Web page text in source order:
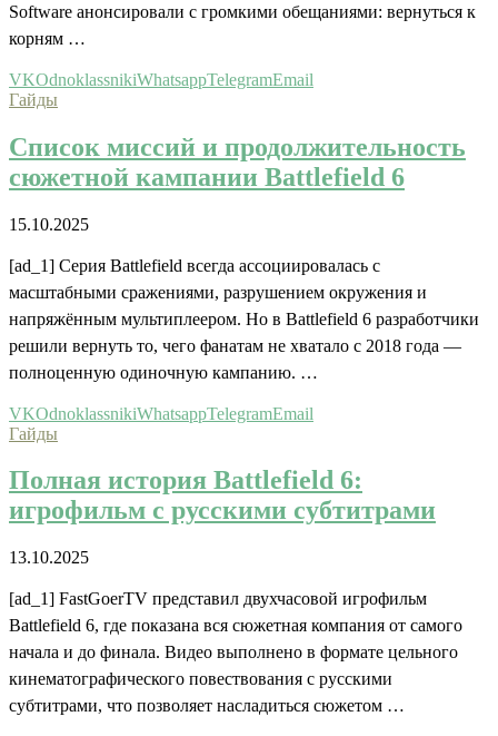
Software анонсировали с громкими обещаниями: вернуться к
корням …
VKOdnoklassnikiWhatsappTelegramEmail
Гайды
Список миссий и продолжительность
сюжетной кампании Battlefield 6
15.10.2025
[ad_1] Серия Battlefield всегда ассоциировалась с
масштабными сражениями, разрушением окружения и
напряжённым мультиплеером. Но в Battlefield 6 разработчики
решили вернуть то, чего фанатам не хватало с 2018 года —
полноценную одиночную кампанию. …
VKOdnoklassnikiWhatsappTelegramEmail
Гайды
Полная история Battlefield 6:
игрофильм с русскими субтитрами
13.10.2025
[ad_1] FastGoerTV представил двухчасовой игрофильм
Battlefield 6, где показана вся сюжетная компания от самого
начала и до финала. Видео выполнено в формате цельного
кинематографического повествования с русскими
субтитрами, что позволяет насладиться сюжетом …